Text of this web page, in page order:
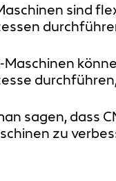
sind
Maschinen
sagen, dass
zu